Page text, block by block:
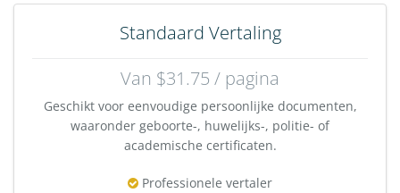
Standaard Vertaling
Van $31.75 / pagina
Geschikt voor eenvoudige persoonlijke documenten,
waaronder geboorte-, huwelijks-, politie- of
academische certificaten.
Professionele vertaler